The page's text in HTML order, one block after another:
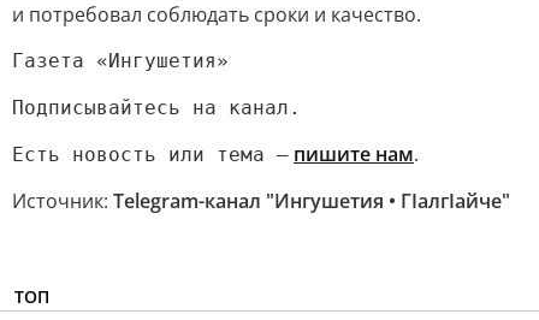
и потребовал соблюдать сроки и качество.
Газета «Ингушетия»
Подписывайтесь на канал.
Есть новость или тема — пишите нам.
Источник: Telegram-канал "Ингушетия • ГIалгIайче"
ТОП